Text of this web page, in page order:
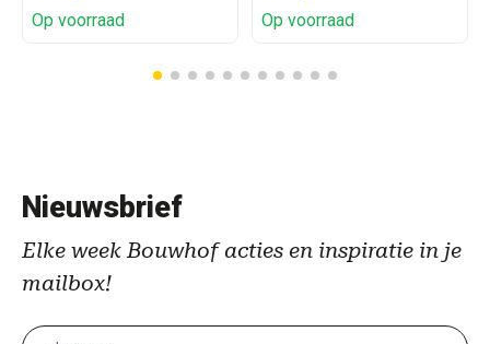
Op voorraad Op voorraad
Nieuwsbrief
Elke week Bouwhof acties en inspiratie in je
mailbox!